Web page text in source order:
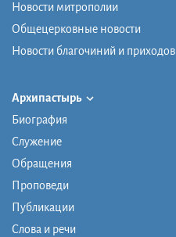
Новости митрополии
Общецерковные новости
Новости благочиний и приходов
Архипастырь
Биография
Служение
Обращения
Проповеди
Публикации
Слова и речи